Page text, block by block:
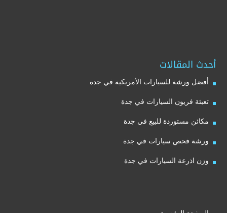
أحدث المقالات
أفضل ورشة للسيارات الأمريكية في جدة
تعبئة فريون السيارات في جدة
مكائن مستوردة للبيع في جدة
ورشة فحص سيارات في جدة
وزن اذرعة السيارات في جدة